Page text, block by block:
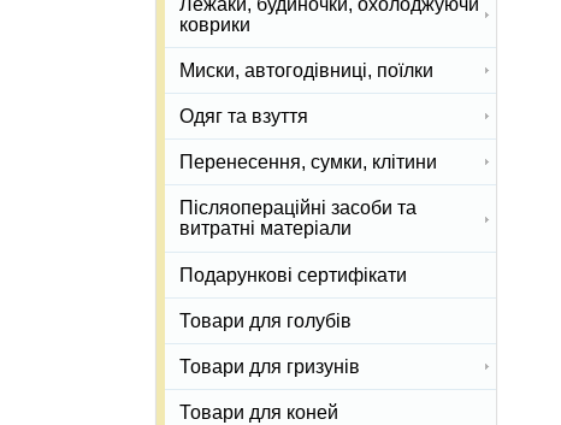
коврики
Миски, автогодівниці, поїлки
Одяг та взуття
Перенесення, сумки, клітини
Післяопераційні засоби та
витратні матеріали
Подарункові сертифікати
Товари для голубів
Товари для гризунів
Товари для коней